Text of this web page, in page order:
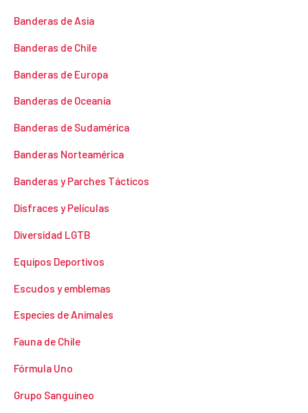
Banderas de Asia
Banderas de Chile
Banderas de Europa
Banderas de Oceanía
Banderas de Sudamérica
Banderas Norteamérica
Banderas y Parches Tácticos
Disfraces y Películas
Diversidad LGTB
Equipos Deportivos
Escudos y emblemas
Especies de Animales
Fauna de Chile
Fórmula Uno
Grupo Sanguineo